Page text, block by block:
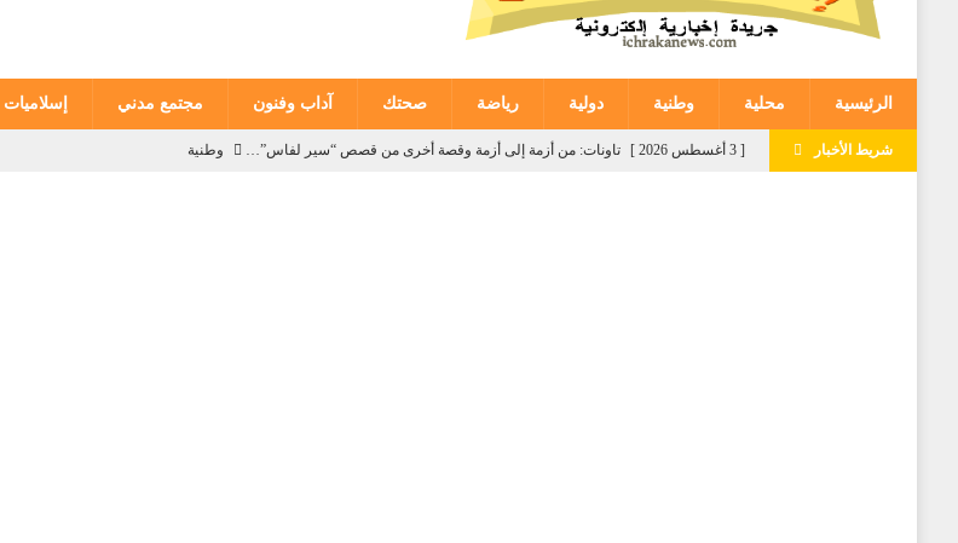
الرئيسية محلية وطنية دولية رياضة صحتك آداب وفنون مجتمع مدني إسلاميات
شريط الأخبار [ 3 أغسطس 2026 ] تاونات: من أزمة إلى أزمة وقصة أخرى من قصص “سير لفاس”… وطنية